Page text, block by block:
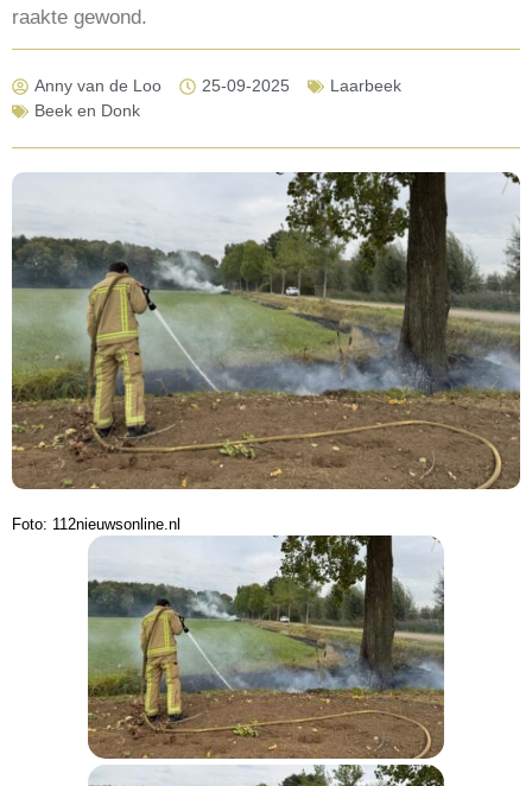
raakte gewond.
Anny van de Loo 25-09-2025
Laarbeek
Beek en Donk
Foto: 112nieuwsonline.nl